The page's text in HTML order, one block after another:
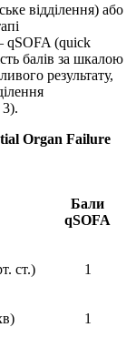
відділення) або
qSOFA (quick
балів за шкалою
результату,
3).
Organ Failure
Бали
qSOFA
ст.) 1
1